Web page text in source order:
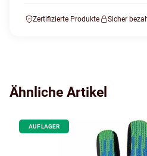
Zertifizierte Produkte Sicher
Ähnliche Artikel
AUF LAGER